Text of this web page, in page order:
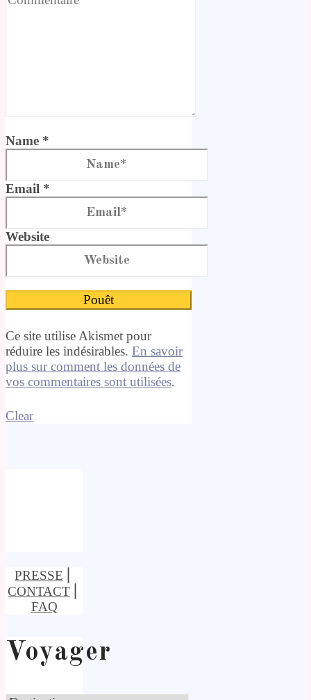
Name *
Email *
Website
Ce site utilise Akismet pour
réduire les indésirables. En savoir
plus sur comment les données de
vos commentaires sont utilisées.
Clear
PRESSE
CONTACT
FAQ
Voyager